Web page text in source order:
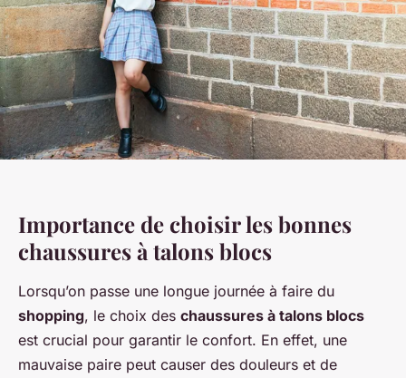
Importance de choisir les bonnes
chaussures à talons blocs
Lorsqu’on passe une longue journée à faire du
shopping, le choix des chaussures à talons blocs
est crucial pour garantir le confort. En effet, une
mauvaise paire peut causer des douleurs et de